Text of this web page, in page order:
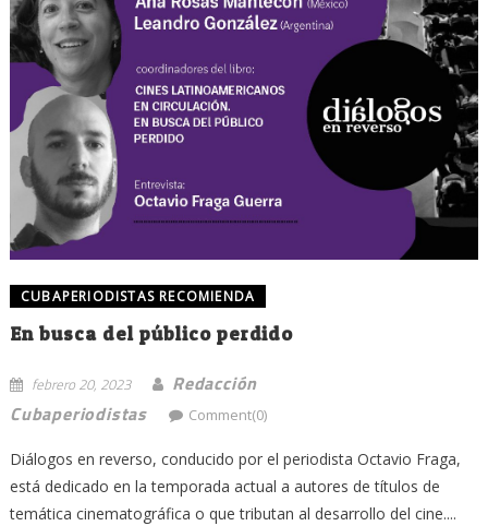
CUBAPERIODISTAS RECOMIENDA
En busca del público perdido
febrero 20, 2023
Redacción
Cubaperiodistas
Comment(0)
Diálogos en reverso, conducido por el periodista Octavio Fraga,
está dedicado en la temporada actual a autores de títulos de
temática cinematográfica o que tributan al desarrollo del cine....